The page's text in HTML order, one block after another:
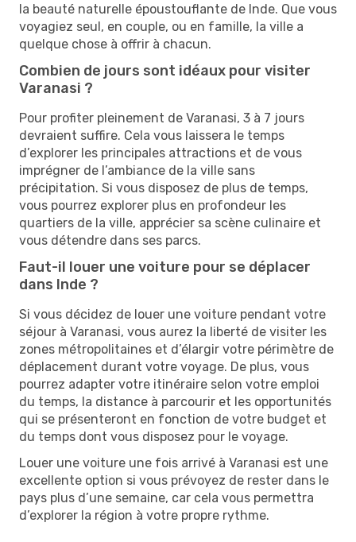
la beauté naturelle époustouflante de Inde. Que vous
voyagiez seul, en couple, ou en famille, la ville a
quelque chose à offrir à chacun.
Combien de jours sont idéaux pour visiter
Varanasi ?
Pour profiter pleinement de Varanasi, 3 à 7 jours
devraient suffire. Cela vous laissera le temps
d’explorer les principales attractions et de vous
imprégner de l’ambiance de la ville sans
précipitation. Si vous disposez de plus de temps,
vous pourrez explorer plus en profondeur les
quartiers de la ville, apprécier sa scène culinaire et
vous détendre dans ses parcs.
Faut-il louer une voiture pour se déplacer
dans Inde ?
Si vous décidez de louer une voiture pendant votre
séjour à Varanasi, vous aurez la liberté de visiter les
zones métropolitaines et d’élargir votre périmètre de
déplacement durant votre voyage. De plus, vous
pourrez adapter votre itinéraire selon votre emploi
du temps, la distance à parcourir et les opportunités
qui se présenteront en fonction de votre budget et
du temps dont vous disposez pour le voyage.
Louer une voiture une fois arrivé à Varanasi est une
excellente option si vous prévoyez de rester dans le
pays plus d’une semaine, car cela vous permettra
d’explorer la région à votre propre rythme.